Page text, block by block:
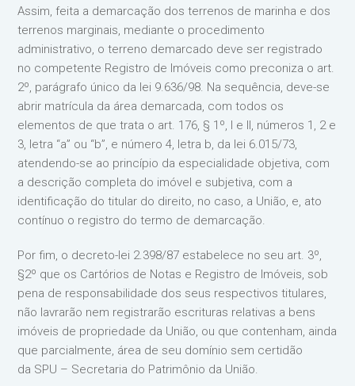
Assim, feita a demarcação dos terrenos de marinha e dos
terrenos marginais, mediante o procedimento
administrativo, o terreno demarcado deve ser registrado
no competente Registro de Imóveis como preconiza o art.
2º, parágrafo único da lei 9.636/98. Na sequência, deve-se
abrir matrícula da área demarcada, com todos os
elementos de que trata o art. 176, § 1º, I e II, números 1, 2 e
3, letra “a” ou “b”, e número 4, letra b, da lei 6.015/73,
atendendo-se ao princípio da especialidade objetiva, com
a descrição completa do imóvel e subjetiva, com a
identificação do titular do direito, no caso, a União, e, ato
contínuo o registro do termo de demarcação.
Por fim, o decreto-lei 2.398/87 estabelece no seu art. 3º,
§2º que os Cartórios de Notas e Registro de Imóveis, sob
pena de responsabilidade dos seus respectivos titulares,
não lavrarão nem registrarão escrituras relativas a bens
imóveis de propriedade da União, ou que contenham, ainda
que parcialmente, área de seu domínio sem certidão
da SPU – Secretaria do Patrimônio da União.